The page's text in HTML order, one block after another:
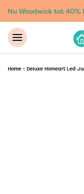
Nu Woodwick tot 40%
Home - Deluxe Homeart Led